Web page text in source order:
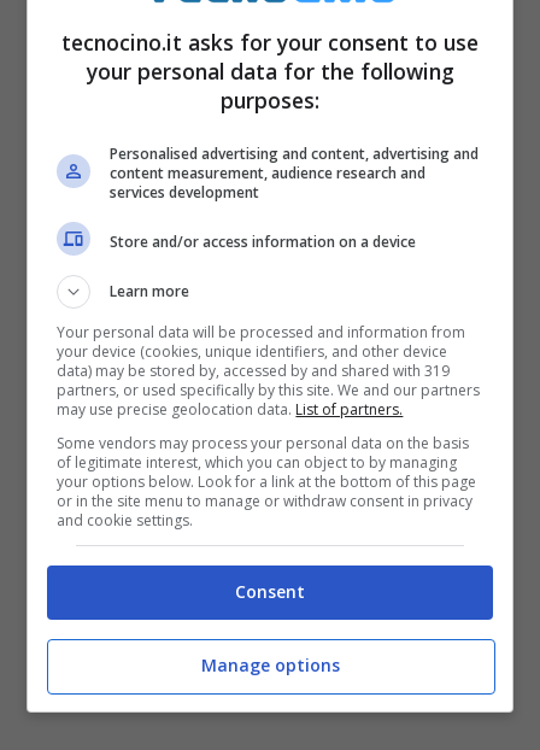
tecnocino.it asks for your consent to use
your personal data for the following
purposes:
Personalised advertising and content, advertising and
content measurement, audience research and
services development
Store and/or access information on a device
Learn more
Your personal data will be processed and information from
your device (cookies, unique identifiers, and other device
data) may be stored by, accessed by and shared with 319
partners, or used specifically by this site. We and our partners
may use precise geolocation data. List of partners.
Some vendors may process your personal data on the basis
of legitimate interest, which you can object to by managing
your options below. Look for a link at the bottom of this page
or in the site menu to manage or withdraw consent in privacy
and cookie settings.
Consent
Manage options